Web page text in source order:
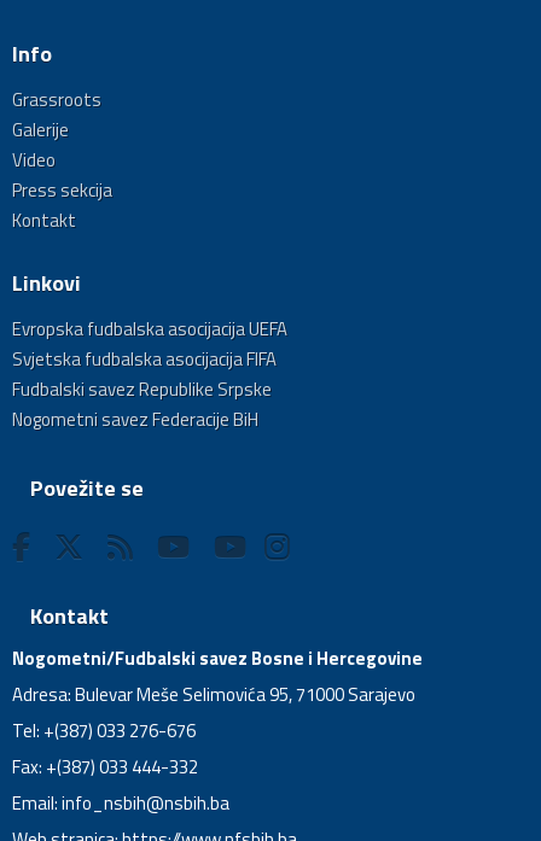
Info
Grassroots
Galerije
Video
Press sekcija
Kontakt
Linkovi
Evropska fudbalska asocijacija UEFA
Svjetska fudbalska asocijacija FIFA
Fudbalski savez Republike Srpske
Nogometni savez Federacije BiH
Povežite se
Kontakt
Nogometni/Fudbalski savez Bosne i Hercegovine
Adresa: Bulevar Meše Selimovića 95, 71000 Sarajevo
Tel: +(387) 033 276-676
Fax: +(387) 033 444-332
Email:info_nsbih@nsbih.ba